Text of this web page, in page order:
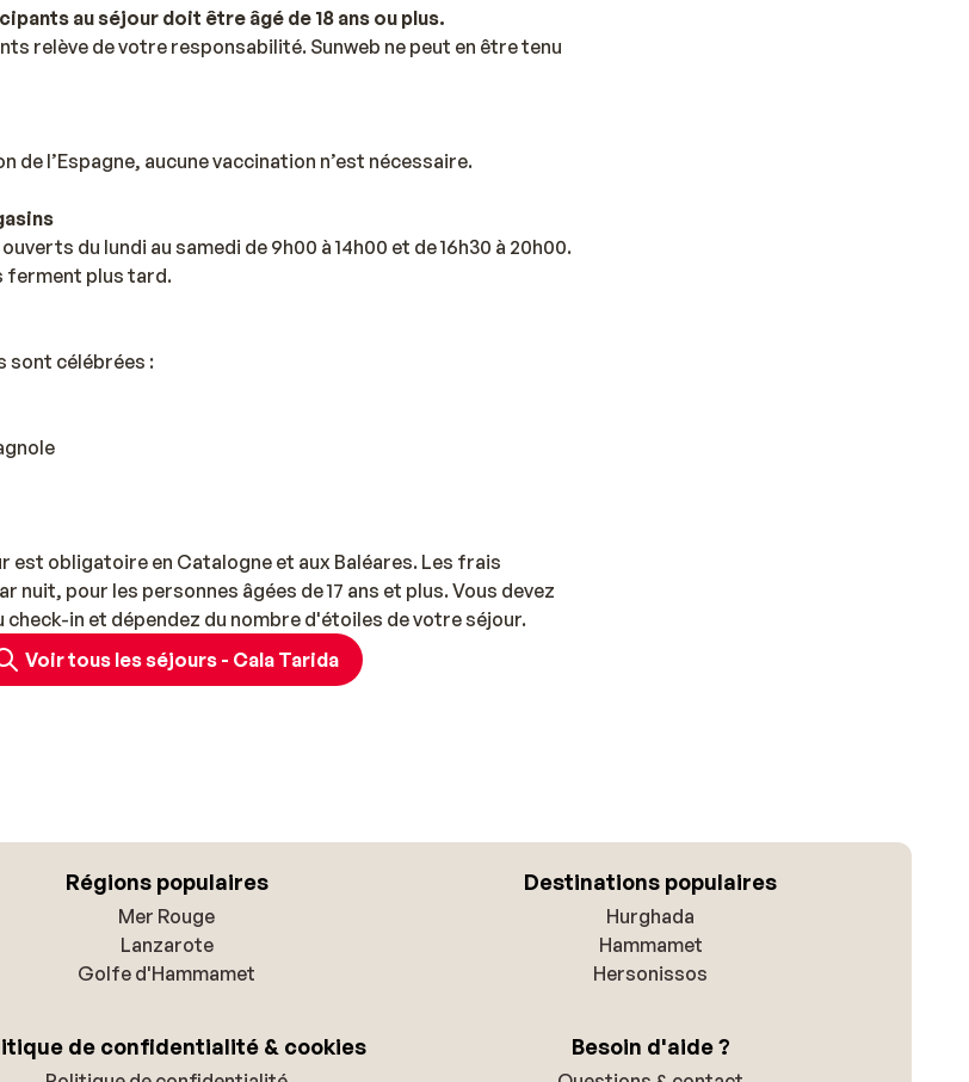
au séjour doit être âgé de 18 ans ou plus.
relève de votre responsabilité. Sunweb ne peut en être tenu
de l’Espagne, aucune vaccination n’est nécessaire.
du lundi au samedi de 9h00 à 14h00 et de 16h30 à 20h00.
ferment plus tard.
sont célébrées :
est obligatoire en Catalogne et aux Baléares. Les frais
nuit, pour les personnes âgées de 17 ans et plus. Vous devez
in et dépendez du nombre d'étoiles de votre séjour.
Voir tous les séjours - Cala Tarida
Régions populaires
Mer Rouge
Lanzarote
Golfe d'Hammamet
Destinations populaires
Hurghada
Hammamet
Hersonissos
de confidentialité & cookies Besoin d'aide ?